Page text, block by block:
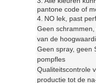
om langdurige
samenwerking,
te brengen en een
zoeken.Pls aarzel
vragen of verzoeken
1. kunnen we
froesten, kleur